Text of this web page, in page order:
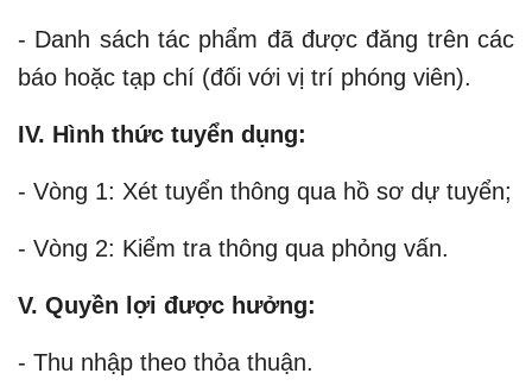
- Danh sách tác phẩm đã được đăng trên các
báo hoặc tạp chí (đối với vị trí phóng viên).
IV. Hình thức tuyển dụng:
- Vòng 1: Xét tuyển thông qua hồ sơ dự tuyển;
- Vòng 2: Kiểm tra thông qua phỏng vấn.
V. Quyền lợi được hưởng:
- Thu nhập theo thỏa thuận.